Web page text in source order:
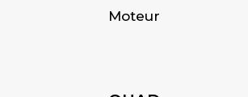
Moteur